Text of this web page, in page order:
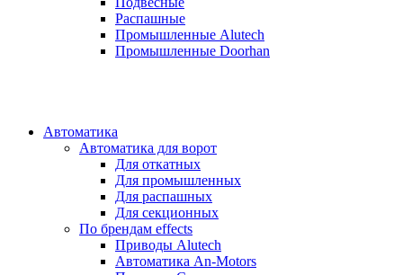
Распашные
Промышленные Alutech
Промышленные Doorhan
Автоматика
Автоматика для ворот
Для откатных
Для промышленных
Для распашных
Для секционных
По брендам effects
Приводы Alutech
Автоматика An-Motors